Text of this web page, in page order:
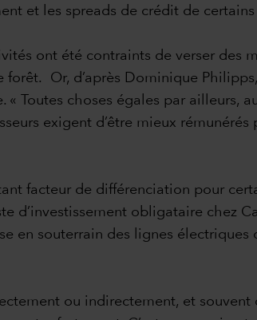
et les spreads de crédit de certains
ont été contraints de verser des
Or, d’après Dominique
Toutes choses égales par ailleurs,
exigent d’être mieux
facteur de différenciation pour
d’investissement obligataire chez
souterrain des lignes électriques
ou indirectement, et